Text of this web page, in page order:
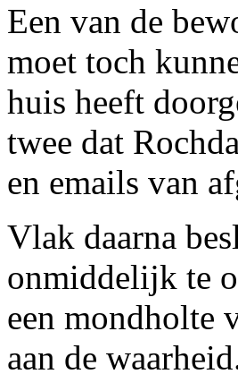
Een van de
moet toch
huis heeft
twee dat
en emails van
Vlak daarna
onmiddelijk te
een mondholte
aan de